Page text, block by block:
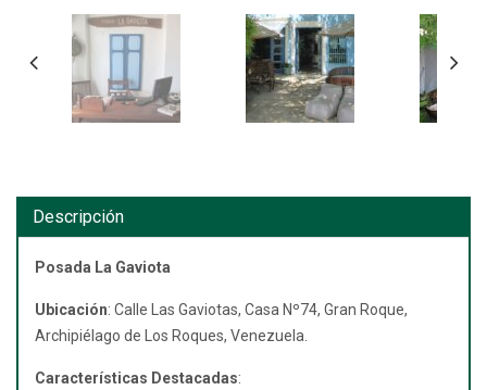
Descripción
Posada La Gaviota
Ubicación: Calle Las Gaviotas, Casa Nº74, Gran Roque,
Archipiélago de Los Roques, Venezuela.
Características Destacadas: